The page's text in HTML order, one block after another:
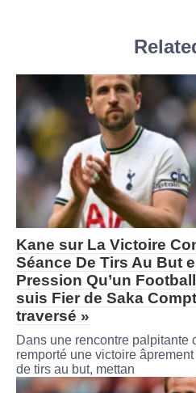
Kane sur La Victoire
Séance De Tirs Au But
Pression Qu’un
suis Fier de Saka
traversé »
Dans une rencontre palpitante
remporté une victoire
de tirs au but, mettan